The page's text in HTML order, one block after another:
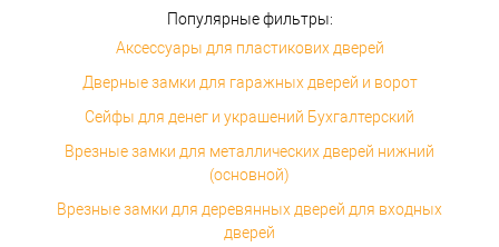
Популярные фильтры:
Аксессуары для пластикових дверей
Дверные замки для гаражных дверей и ворот
Сейфы для денег и украшений Бухгалтерский
Врезные замки для металлических дверей нижний
(основной)
Врезные замки для деревянных дверей для входных
дверей